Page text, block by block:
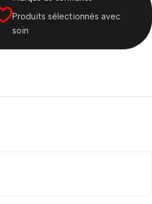
Produits sélectionnés avec
soin